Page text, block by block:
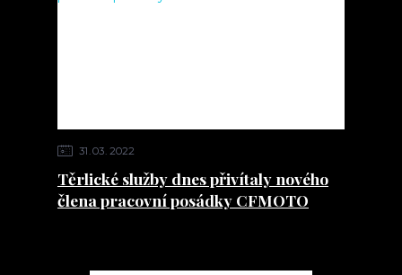
31 03 2022
Těrlické služby dnes přivítaly nového
člena pracovní posádky CFMOTO